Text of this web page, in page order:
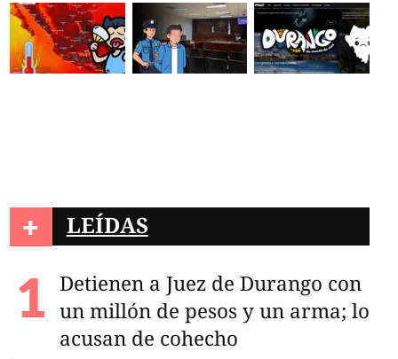
+ LEÍDAS
Detienen a Juez de Durango con
un millón de pesos y un arma; lo
acusan de cohecho